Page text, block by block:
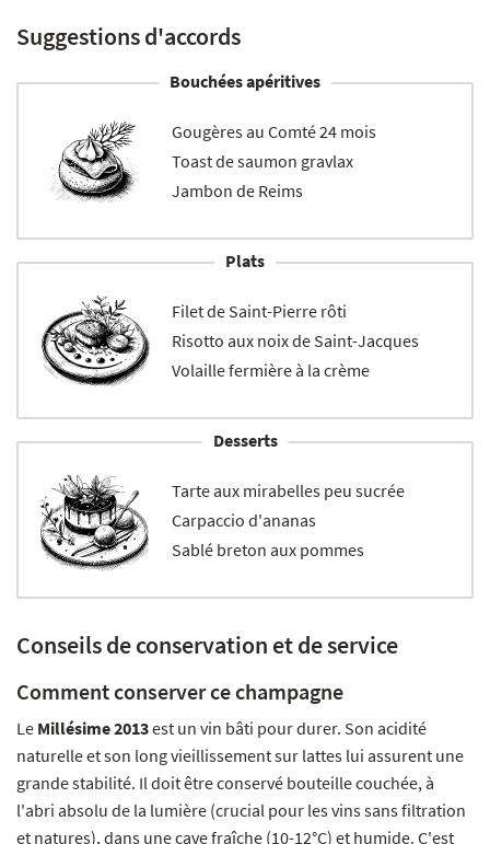
Suggestions d'accords
Bouchées apéritives
Gougères au Comté 24 mois
Toast de saumon gravlax
Jambon de Reims
Plats
Filet de Saint-Pierre rôti
Risotto aux noix de Saint-Jacques
Volaille fermière à la crème
Desserts
Tarte aux mirabelles peu sucrée
Carpaccio d'ananas
Sablé breton aux pommes
Conseils de conservation et de service
Comment conserver ce champagne
Le Millésime 2013est un vin bâti pour durer. Son acidité
naturelle et son long vieillissement sur lattes lui assurent une
grande stabilité. Il doit être conservé bouteille couchée, à
l'abri absolu de la lumière (crucial pour les vins sans filtration
et natures), dans une cave fraîche (10-12°C) et humide. C'est